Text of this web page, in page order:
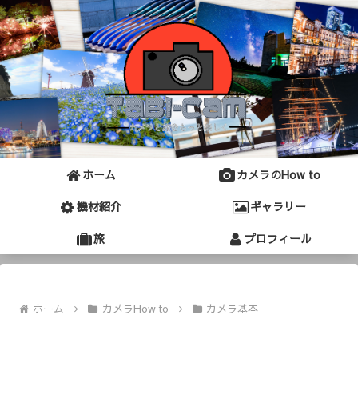
ホーム
カメラのHow to
機材紹介
ギャラリー
旅
プロフィール
ホーム カメラHow to カメラ基本